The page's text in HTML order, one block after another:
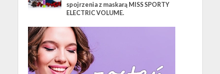
spojrzenia z maskarą MISS SPORTY
ELECTRIC VOLUME.